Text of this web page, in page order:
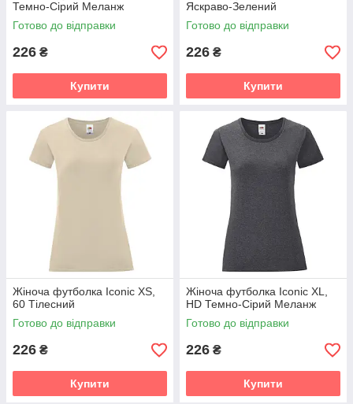
Темно-Сірий Меланж
Готово до відправки
226 ₴
Купити
Яскраво-Зелений
Готово до відправки
226 ₴
Купити
Жіноча футболка Iconic XS,
60 Тілесний
Готово до відправки
226 ₴
Купити
Жіноча футболка Iconic XL,
HD Темно-Сірий Меланж
Готово до відправки
226 ₴
Купити